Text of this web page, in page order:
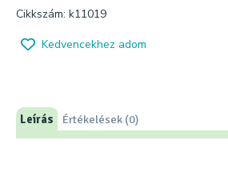
Cikkszám: k11019
Kedvencekhez adom
Leírás Értékelések (0)